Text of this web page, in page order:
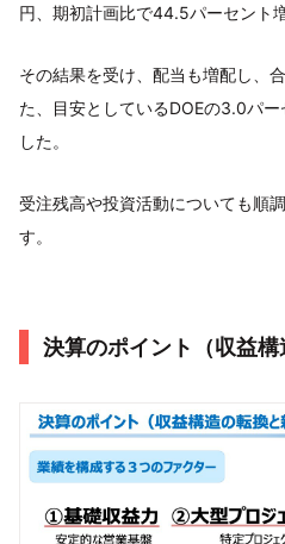
円、期初計画比で44.5パーセント
その結果を受け、配当も増配し、
た、目安としているDOEの3.0パ
した。
受注残高や投資活動についても順
す。
決算のポイント（収益構